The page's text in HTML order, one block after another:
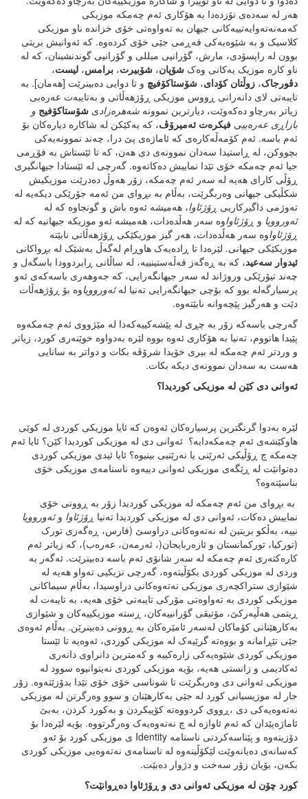
هەر لە سەدەی نۆزدەدا بە هۆکاری ئەم چەمکە موزیکی
کەمەنەتەوایەتییەکانی جیهان بە تەواوەتی خۆی خزاندە ناو موزیکی
کلاسیک و بە شێوەیەکی فەڕمی جێی خۆی کردەوە. کە ئەوانیش بریتی
بوون لە راپسۆدی، مارش، گۆرانیی میللی و گۆرانیی گوندنشینان، کە لە
ناو کارە موزیک یەکانی وەک شۆپان، شۆبیرت، برامس، لیست،
دڤورجاک، زوڵتان کۆدای، شۆستاکۆفیچ و تا دوایی دەبینرێت [هەمان]. بە
تایبەتی لای دانەرانی ڕووس موزیکی ڕۆژهەڵاتی و بەتایبەت عەرەبی
زیاتر بەرچاو دەکەوێت، دیارترین نموونە شەهرەزادی شۆستاکۆفیج و
بازاڕی عەرەبیی فیکرەت ئەمیرۆڤ، کە یەکێکن لە شاکارە دیارەکان بۆ
ئەم باسە. ئەم کۆمەڵەکارەی کە ئاماژەی پێ درا، چەند نموونەیەکی
بچووکن، لە ڕاستیدا سەدان نموونەی دی هەن، کە تا ئێستاش بە فۆڕمی
جیا ئەم چەمکە خۆی تێدا نماییش دەکاتەوە. گەرچی لە ئێستادا جیهانگیری
ڕۆڵی کارای هەیە لە سەر ئەم چەمکە، زۆر هەوڵ دەدرێت موزیکیش
شکڵیکی جیهانی وەربگرێت، بەڵام بە بڕوای من ئەمە جۆرێکی دیکەیە لە
تەوژمی داگیرکاریی ڕۆژئاوا، هەمیشە ئەوە باش و گونجاوە کە لە
ئەورووپا و ڕۆژئاواوە سەر هەڵدەدات، هەمیشە ئەو موزیکە جیهانیە کە لە
ڕۆژئاواوە سەر هەڵدەدات، هەر گیز موزیکێکی ڕۆژهەڵاتی نابێتە
موزیکێکی جیهانی. لێرەدا تا ڕادەیەک هاوڕام لەگەڵ بەشێک لە بڕواکانی
ئیدوار سەعید، کە بە ڕەگەز فەڵەستینییە، لە ساڵانی ڕابردوودا باسگەل و
چەند تیۆرێکی وروژاند لە سەر جیهانگەرایی، کە جەوهەری باسەکەی ئەو
پرسیارگەلە بوو کە بۆچی جیهانگەرایی تەنیا لەئەورووپاوە بۆ ڕۆژهەڵات
دێت و هەرگیز پێچەوانە نابێتەوە.
گەرچی باسەکە زۆر بە چڕی لە پێشەکییەکەدا لە مێژووی ئەم چەمکەوە
پێیدا هاتووم، تەنیا بە هۆکاری ئەوە بووە لێرە بەدواوە خوێنەری کورد، زیاتر
و وردتر ئەم چەمکە لە بیری خۆیدا شرۆڤە بکات و دواتر بە سانایی
هەست بە سەدان نموونەی دیکە بکات.
ئەوانی دی کێن لە موزیکی کوردیدا؟
لێرە بەدوا گرنگترین پرسیارەکان ئەوەن کە ئایا موزیکی کوردی لە کوێی
هاوکێشەی ئەم چەمکەدایە؟ ئەوانی دی لە موزیکی کوردیدا کێن؟ ئایا ئەم
چەمکە چ ڕۆڵیکی ئەرێنی یا نەرێنیی بینیوە؟ ئایا ئیدی موزیکی کوردی
دەتوانێت لە ڕێگەی موزیکی ئەوانی دییەوە ناسنامەی موزیکی خۆی
بناسێتەوە؟
بە بڕوای من ئەم چەمکە لە موزیکی کوردیدا زۆر بە ڕوونی خۆی
نماییش دەکات، ئەوانی دی لە موزیکی کوردیدا تەنیا ڕۆژئاوا وئەورووپا
نییە، بەڵکو بریتین لە نەتەوەکانی دراوسێ (فارس، ڕەگەزی تورک
(تورکیا، تورکمانستان و ئازەربایجان(، ئەرمەن، عەرەب)، کە زیاتر ئەم
کارەکتەری ئەم چەمکە لە سەر شانۆی ئەم باسە دەبینرێت. ئەگەر بە
وردی لە موزیکی کوردی بکۆڵیتەوە، گەرچی نزیکیی تەواو هەیە لە
شێوازی ستراکچەری موزیکی نەتەوەکانی دراوسیدا، بەڵام سیماکانی
موزیکی کوردی بە تەواوەتی مۆرکی تایبەتی خۆی هەیە، بە تایبەت لە
ڕیتمی هەڵپەرکێ، مۆتیڤی گۆرانییەکان، ڕستە موزیکییەکان و شێوازی
بەکارهێنانی کۆماکان لەسەر ئامێرەکان بە ڕوونی دەبینرێن. بەڵام ئەوەی
جێی تێڕامانە و بووەتە گرێیەک لە موزیکی کوردی، ئەوەیە تا ئێستا
موزیکی کوردی شێوەیەکی زارەکییە و کەمترین دانراوی دانەری
ئەکادیمی و زانستی هەیە، بۆیە موزیکی کوردی نەیتوانیوە سوود لە
موزیکی ئەوانی دی وەربگرێت تا شوناسی خۆی خۆی تێدا بدۆزێتەوە. زۆر
جار لە موزیسیانی کورد لە جێی بەکارهێنان و سوو وەرگرتن لە موزیکی
نەتەوەیەکی دی ،ڕووی کردووەتە کۆپیکردن و بەکورد کردن، بەبێ
ئاماژەپێدان کە ئەم ئاوازە لە چ نەتەوەیەک وەرگرتووە. بۆیە لێرەدا بۆ
دۆزینەوە و پێناسەکردنی ناسنامە Identity ی موزیکی کورد بۆ ئەو
کەسانەی دەیانەوێت لێکۆڵینەوە لە ناسنامەی نەتەوەیی موزیکی کوردی
بکەن، بۆیان زۆر سەخت و دژوار دەبێت.
کورد چۆن لە موزیکی ئەوانی دی و ڕۆژئاوا دەڕوانێت؟